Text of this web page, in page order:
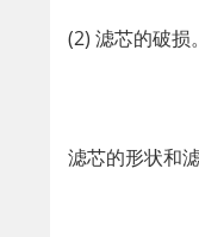
(2) 滤芯的破损。
滤芯的形状和